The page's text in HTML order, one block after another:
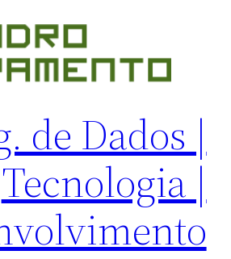
de Dados |
Tecnologia |